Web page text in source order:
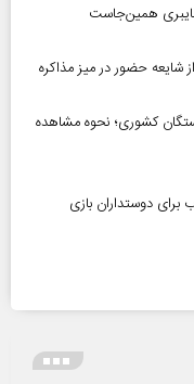
همین‌جاست
حضور در میز مذاکره
بازنشستگان کشوری؛ نحوه مشاهده